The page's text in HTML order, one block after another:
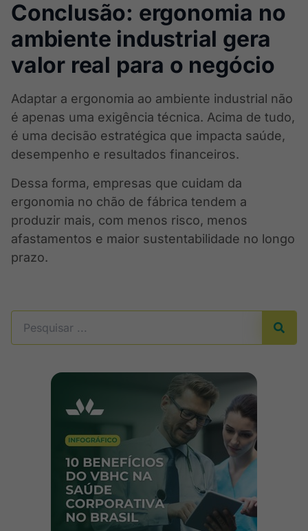
Conclusão: ergonomia no
ambiente industrial gera
valor real para o negócio
Adaptar a ergonomia ao ambiente industrial não
é apenas uma exigência técnica. Acima de tudo,
é uma decisão estratégica que impacta saúde,
desempenho e resultados financeiros.
Dessa forma, empresas que cuidam da
ergonomia no chão de fábrica tendem a
produzir mais, com menos risco, menos
afastamentos e maior sustentabilidade no longo
prazo.